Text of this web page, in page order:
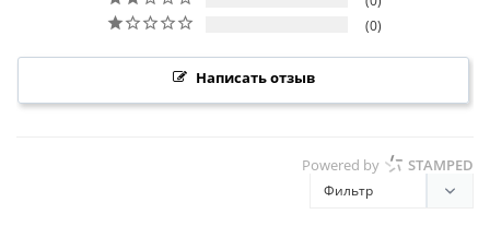
0
Powered by STAMPED